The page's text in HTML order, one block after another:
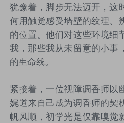
犹豫着，脚步无法迈开，这
何用触觉感受墙壁的纹理、
的位置。他们对这些环境细
我，那些我从未留意的小事
的生命线。
紧接着，一位视障调香师以
娓道来自己成为调香师的契
帆风顺，初学光是仅靠嗅觉